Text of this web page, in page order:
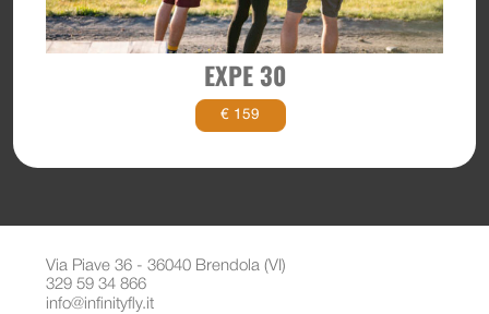
EXPE 30
€ 159
Via Piave 36 - 36040 Brendola (VI)
329 59 34 866
info@infinityfly.it